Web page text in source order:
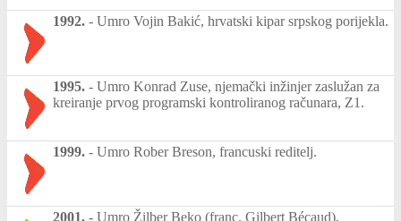
1992. - Umro Vojin Bakić, hrvatski kipar srpskog porijekla.
1995. - Umro Konrad Zuse, njemački inžinjer zaslužan za
kreiranje prvog programski kontroliranog računara, Z1.
1999. - Umro Rober Breson, francuski reditelj.
2001. - Umro Žilber Beko (franc. Gilbert Bécaud),